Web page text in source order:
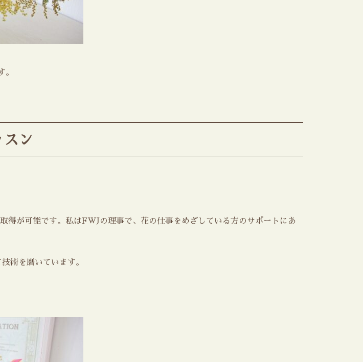
。
スン
得が可能です。私はFWJの理事で、花の仕事をめざしている方のサポートにあ
術を磨いています。